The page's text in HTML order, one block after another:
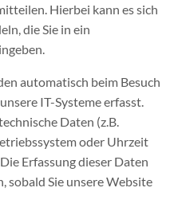
Hierbei kann es sich
die Sie in ein
automatisch beim Besuch
IT-Systeme erfasst.
Daten (z.B.
oder Uhrzeit
Erfassung dieser Daten
sobald Sie unsere Website